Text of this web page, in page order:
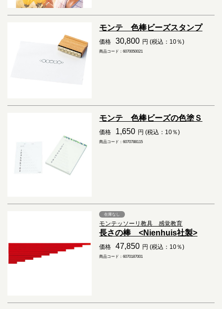
モンテ 色棒ビーズスタンプ
価格 30,800 円 (税込：10％)
商品コード：6070050021
モンテ 色棒ビーズの色塗Ｓ
価格 1,650 円 (税込：10％)
商品コード：6070788115
在庫なし
モンテッソーリ教具 感覚教育
長さの棒 <Nienhuis社製>
価格 47,850 円 (税込：10％)
商品コード：6070187001